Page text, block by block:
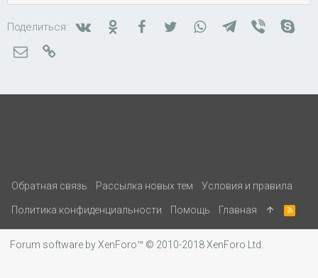
Поделиться: ВконтактеОдноклассники
FacebookTwitterWhatsAppTelegram
Viber
Электронная почта
Обратная связь Рассылка новых тем Условия и правила
Политика конфиденциальности Помощь Главная
R
S
Forum software by XenForo™ © 2010-2018 XenForo Ltd.